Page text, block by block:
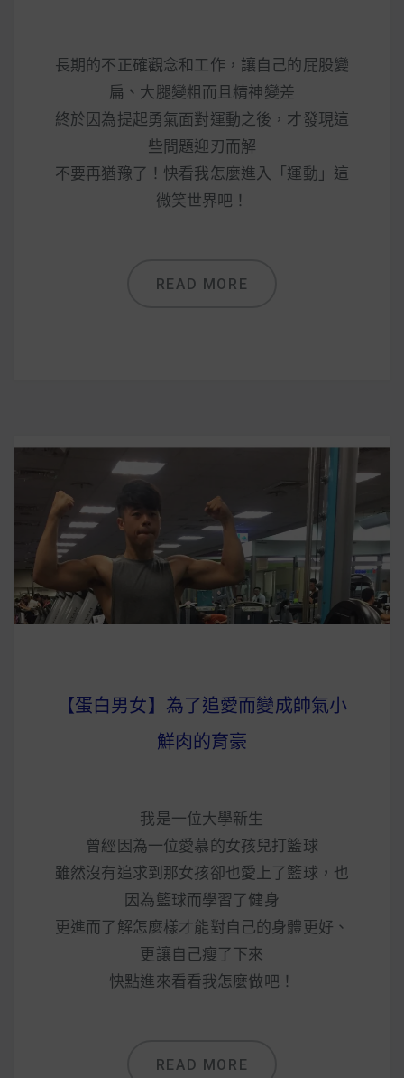
長期的不正確觀念和工作，讓自己的屁股變
扁、大腿變粗而且精神變差
終於因為提起勇氣面對運動之後，才發現這
些問題迎刃而解
不要再猶豫了！快看我怎麼進入「運動」這
微笑世界吧！
READ MORE
【蛋白男女】為了追愛而變成帥氣小
鮮肉的育豪
我是一位大學新生
曾經因為一位愛慕的女孩兒打籃球
雖然沒有追求到那女孩卻也愛上了籃球，也
因為籃球而學習了健身
更進而了解怎麼樣才能對自己的身體更好、
更讓自己瘦了下來
快點進來看看我怎麼做吧！
READ MORE